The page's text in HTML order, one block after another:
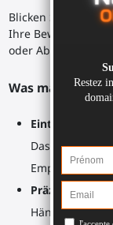
Blicken Sie auf Ihr
Ihre Bewegungen.
oder Abschlag.
Was macht den
Eintauchen
:
Das Halten
Empfindungen.
Präzision:
Hände,